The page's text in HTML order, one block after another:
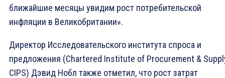
ближайшие месяцы увидим рост потребительской
инфляции в Великобритании».
Директор Исследовательского института спроса и
предложения (Chartered Institute of Procurement &
CIPS) Дэвид Нобл также отметил, что рост затрат